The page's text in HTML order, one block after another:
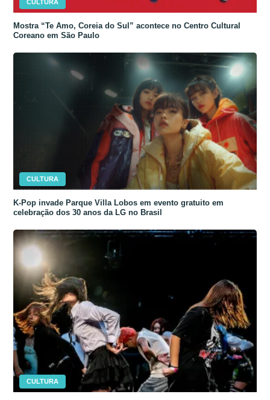
CULTURA
Mostra “Te Amo, Coreia do Sul” acontece no Centro Cultural
Coreano em São Paulo
CULTURA
K-Pop invade Parque Villa Lobos em evento gratuito em
celebração dos 30 anos da LG no Brasil
CULTURA